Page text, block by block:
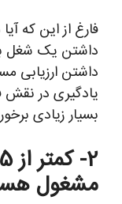
فارغ از این که
داشتن ارزیابی
یادگیری در نقش
بسیار زیادی
مشغول